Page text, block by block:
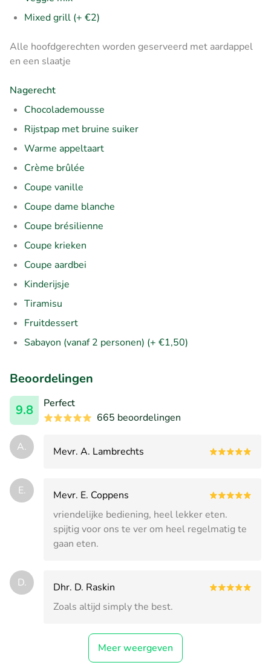
Mixed grill (+ €2)
Alle hoofdgerechten worden geserveerd met aardappel
en een slaatje
Nagerecht
Chocolademousse
Rijstpap met bruine suiker
Warme appeltaart
Crème brûlée
Coupe vanille
Coupe dame blanche
Coupe brésilienne
Coupe krieken
Coupe aardbei
Kinderijsje
Tiramisu
Fruitdessert
Sabayon (vanaf 2 personen) (+ €1,50)
Beoordelingen
9.8
Perfect
665 beoordelingen
A. Mevr. A. Lambrechts
E.
Mevr. E. Coppens
vriendelijke bediening, heel lekker eten.
spijtig voor ons te ver om heel regelmatig te
gaan eten.
D.
Dhr. D. Raskin
Zoals altijd simply the best.
Meer weergeven